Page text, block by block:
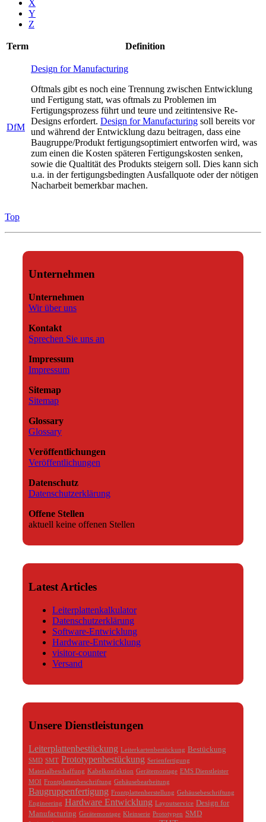
X
Y
Z
Term Definition
DfM
Design for Manufacturing
Oftmals gibt es noch eine Trennung zwischen Entwicklung
und Fertigung statt, was oftmals zu Problemen im
Fertigungsprozess führt und teure und zeitintensive Re-
Designs erfordert. Design for Manufacturing soll bereits vor
und während der Entwicklung dazu beitragen, dass eine
Baugruppe/Produkt fertigungsoptimiert entworfen wird, was
zum einen die Kosten späteren Fertigungskosten senken,
sowie die Qualtität des Produkts steigern soll. Dies kann sich
u.a. in der fertigungsbedingten Ausfallquote oder der nötigen
Nacharbeit bemerkbar machen.
Top
Unternehmen
Unternehmen
Wir über uns
Kontakt
Sprechen Sie uns an
Impressum
Impressum
Sitemap
Sitemap
Glossary
Glossary
Veröffentlichungen
Veröffentlichungen
Datenschutz
Datenschutzerklärung
Offene Stellen
aktuell keine offenen Stellen
Latest Articles
Leiterplattenkalkulator
Datenschutzerklärung
Software-Entwicklung
Hardware-Entwicklung
visitor-counter
Versand
Unsere Dienstleistungen
Leiterplattenbestückung Leiterkartenbestückung Bestückung
SMD SMT Prototypenbestückung Serienfertigung
Materialbeschaffung Kabelkonfektion Gerätemontage EMS Dienstleister
MOI Frontplattenbeschriftung Gehäusebearbeitung
Baugruppenfertigung Frontplattenherstellung Gehäusebeschriftung
Engineering Hardware Entwicklung Layoutservice Design for
Manufacturing Gerätemontage Kleinserie Prototypen SMD